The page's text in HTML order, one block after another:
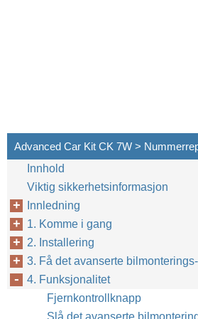
Advanced Car Kit CK 7W >
Innhold
Viktig sikkerhetsinformasjon
Innledning
1. Komme i gang
2. Installering
3. Få det avanserte
4. Funksjonalitet
Fjernkontrollknapp
Slå det avanserte